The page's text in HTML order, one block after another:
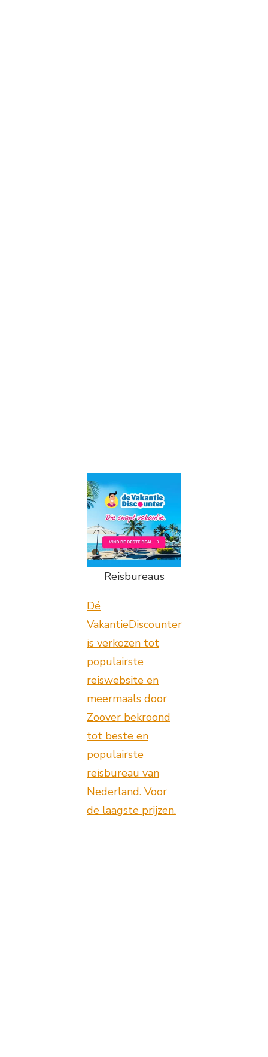
Reisbureaus
Dé
VakantieDiscounter
is verkozen tot
populairste
reiswebsite en
meermaals door
Zoover bekroond
tot beste en
populairste
reisbureau van
Nederland. Voor
de laagste prijzen.